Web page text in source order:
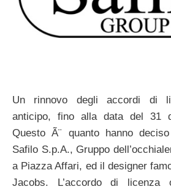
Un rinnovo degli accordi di
anticipo, fino alla data del 31
Questo Ã¨ quanto hanno
Safilo S.p.A., Gruppo
a Piazza Affari, ed il designer
Jacobs. L’accordo di licenza